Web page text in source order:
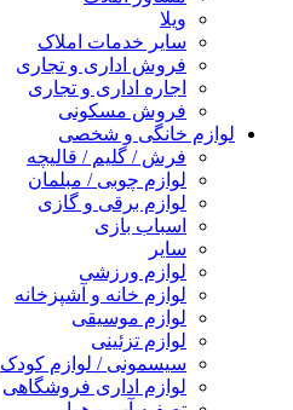
ویلا
سایر خدمات املاک
فروش اداری و تجاری
اجاره اداری و تجاری
فروش مسکونی
لوازم خانگی و شخصی
فرش / گلیم / قالیچه
لوازم چوبی / مبلمان
لوازم برقی و گازی
اسباب بازی
سایر
لوازم ورزشی
لوازم خانه و آشپزخانه
لوازم موسیقی
لوازم تزئینی
سیسمونی / لوازم کودک
لوازم اداری فروشگاهی